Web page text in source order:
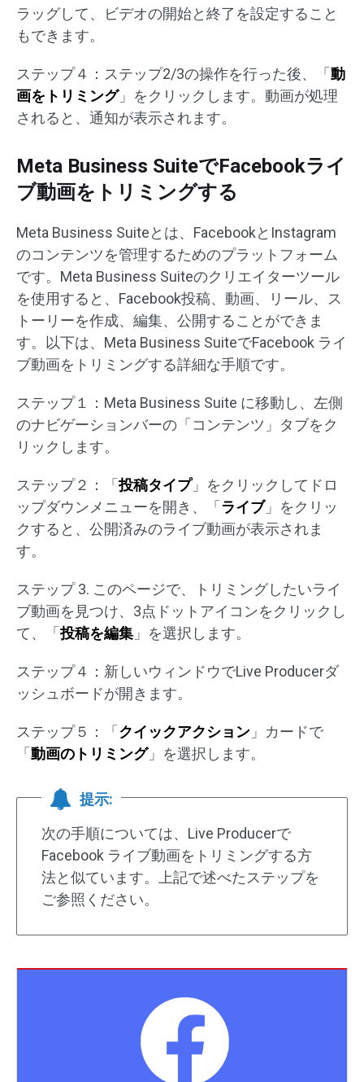
ラッグして、ビデオの開始と終了を設定すること
もできます。
ステップ４：ステップ2/3の操作を行った後、「 動
画をトリミング」をクリックします。動画が処理
されると、通知が表示されます。
Meta Business SuiteでFacebookライ
ブ動画をトリミングする
Meta Business Suiteとは、FacebookとInstagram
のコンテンツを管理するためのプラットフォーム
です。Meta Business Suiteのクリエイターツール
を使用すると、Facebook投稿、動画、リール、ス
トーリーを作成、編集、公開することができま
す。以下は、Meta Business SuiteでFacebook ライ
ブ動画をトリミングする詳細な手順です。
ステップ１：Meta Business Suite に移動し、左側
のナビゲーションバーの「コンテンツ」タブをク
リックします。
ステップ２：「投稿タイプ」をクリックしてドロ
ップダウンメニューを開き、「 ライブ」をクリッ
クすると、公開済みのライブ動画が表示されま
す。
ステップ 3. このページで、トリミングしたいライ
ブ動画を見つけ、3点ドットアイコンをクリックし
て、「投稿を編集 」を選択します。
ステップ４：新しいウィンドウでLive Producerダ
ッシュボードが開きます。
ステップ５：「 クイックアクション 」カードで
「 動画のトリミング」を選択します。
提示:
次の手順については、Live Producerで
Facebook ライブ動画をトリミングする方
法と似ています。上記で述べたステップを
ご参照ください。